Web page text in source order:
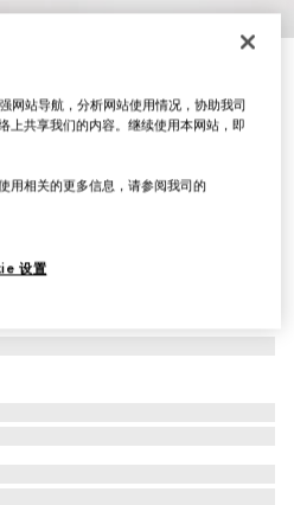
动鞋
站导航，分析网站使用情况，协助我司
上共享我们的内容。继续使用本网站，即
用相关的更多信息，请参阅我司的
设置